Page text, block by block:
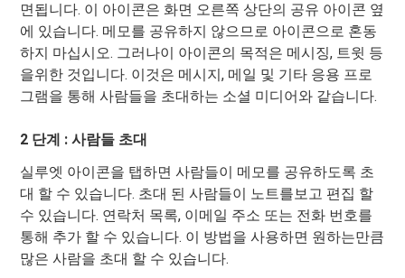
면됩니다. 이 아이콘은 화면 오른쪽 상단의 공유 아이콘 옆
에 있습니다. 메모를 공유하지 않으므로 아이콘으로 혼동
하지 마십시오. 그러나이 아이콘의 목적은 메시징, 트윗 등
을위한 것입니다. 이것은 메시지, 메일 및 기타 응용 프로
그램을 통해 사람들을 초대하는 소셜 미디어와 같습니다.
2 단계 : 사람들 초대
실루엣 아이콘을 탭하면 사람들이 메모를 공유하도록 초
대 할 수 있습니다. 초대 된 사람들이 노트를보고 편집 할
수 있습니다. 연락처 목록, 이메일 주소 또는 전화 번호를
통해 추가 할 수 있습니다. 이 방법을 사용하면 원하는만큼
많은 사람을 초대 할 수 있습니다.